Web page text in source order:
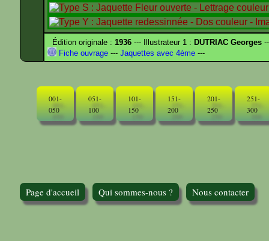
Édition originale :1936 --- Illustrateur 1 : DUTRIAC Georges
Fiche ouvrage --- Jaquettes avec 4ème ---
001-
050
051-
100
101-
150
151-
200
201-
250
251-
300
Page d'accueil Qui sommes-nous ? Nous contacter